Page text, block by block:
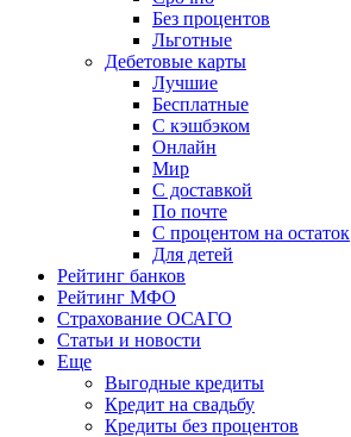
Без процентов
Льготные
Дебетовые карты
Лучшие
Бесплатные
С кэшбэком
Онлайн
Мир
С доставкой
По почте
С процентом на остаток
Для детей
Рейтинг банков
Рейтинг МФО
Страхование ОСАГО
Статьи и новости
Еще
Выгодные кредиты
Кредит на свадьбу
Кредиты без процентов